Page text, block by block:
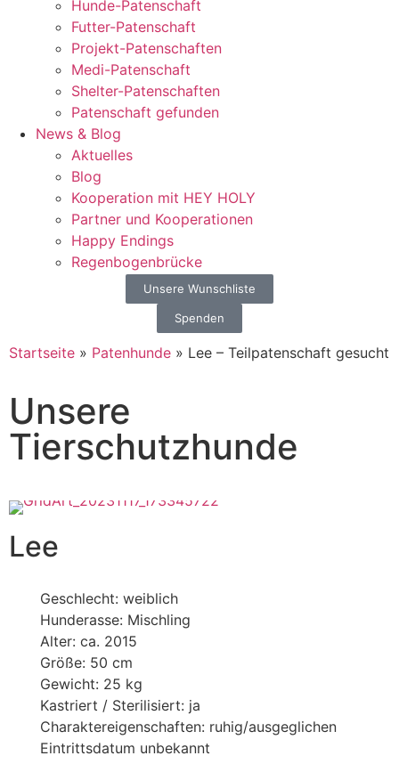
Hunde-Patenschaft
Futter-Patenschaft
Projekt-Patenschaften
Medi-Patenschaft
Shelter-Patenschaften
Patenschaft gefunden
News & Blog
Aktuelles
Blog
Kooperation mit HEY HOLY
Partner und Kooperationen
Happy Endings
Regenbogenbrücke
Unsere Wunschliste
Spenden
Startseite » Patenhunde » Lee – Teilpatenschaft gesucht
Unsere
Tierschutzhunde
Lee
Geschlecht: weiblich
Hunderasse: Mischling
Alter: ca. 2015
Größe: 50 cm
Gewicht: 25 kg
Kastriert / Sterilisiert: ja
Charaktereigenschaften: ruhig/ausgeglichen
Eintrittsdatum unbekannt